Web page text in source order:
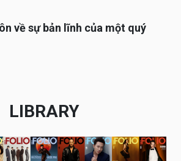
về sự bản lĩnh của một quý
LIBRARY